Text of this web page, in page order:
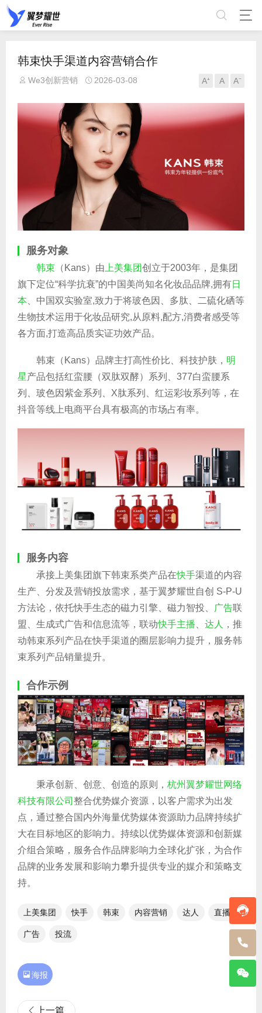
韩束快手渠道内容营销合作
We3创新营销 2026-03-08 A⁺ A A⁻
服务对象
韩束 （Kans）由 上美集团创立于2003年，是集团
旗下定位“科学抗衰”的中国美尚知名化妆品品牌,拥有日
本 、中国双实验室,致力于将玻色因、多肽、二硫化硒等
生物技术运用于化妆品研究,从原料,配方,消费者感受等
各方面,打造高品质实证功效产品。
韩束（Kans）品牌主打高性价比、科技护肤， 明
星产品包括红蛮腰（双肽双酵）系列、377白蛮腰系
列、玻色因紫金系列、X肽系列、红运彩妆系列等，在
抖音等线上电商平台具有极高的市场占有率。
服务内容
承接上美集团旗下韩束系类产品在快手渠道的内容
生产、分发及营销投放需求，基于翼梦耀世自创 S-P-U
方法论，依托快手生态的磁力引擎、磁力智投、
广告联
盟、生成式广告和信息流等，联动快手主播 达人
，推
动韩束系列产品在快手渠道的圈层影响力提升，服务韩
束系列产品销量提升。
合作示例
秉承创新、创意、创造的原则， 杭州翼梦耀世网络
科技有限公司 整合优势媒介资源，以客户需求为出发
点，通过整合国内外海量优势媒体资源助力品牌持续扩
大在目标地区的影响力。持续以优势媒体资源和创新媒
介组合策略，服务合作品牌影响力全球化扩张，为合作
品牌的业务发展和影响力攀升提供专业的媒介和策略支
持。
上美集团 快手 韩束 内容营销 达人 直播
广告 投流
海报
上一篇